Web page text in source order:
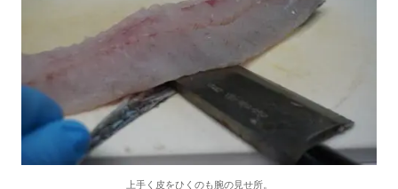
上手く皮をひくのも腕の見せ所。